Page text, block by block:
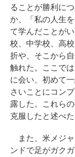
ることが勝利に
か、「私の人生
て学んだことが
校、中学校、高
折や、そこから
触れた。ここで
に会い、初めて
さいことにコン
露した。これら
克服したと述べた
また、米メジャ
ンドで足がガク